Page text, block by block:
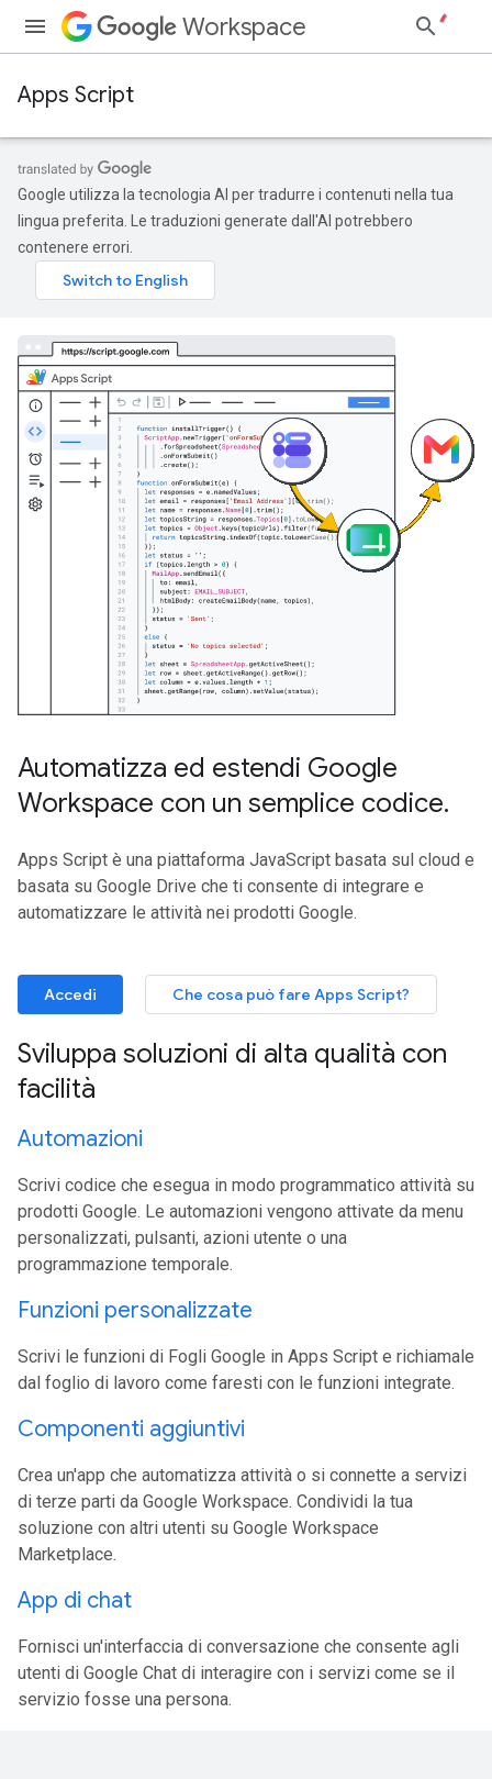
Workspace
Apps Script
Google utilizza la tecnologia AI per tradurre i contenuti nella tua
lingua preferita. Le traduzioni generate dall'AI potrebbero
contenere errori.
Automatizza ed estendi Google
Workspace con un semplice codice.
Apps Script è una piattaforma JavaScript basata sul cloud e
basata su Google Drive che ti consente di integrare e
automatizzare le attività nei prodotti Google.
Accedi Che cosa può fare Apps Script?
Sviluppa soluzioni di alta qualità con
facilità
Automazioni
Scrivi codice che esegua in modo programmatico attività su
prodotti Google. Le automazioni vengono attivate da menu
personalizzati, pulsanti, azioni utente o una
programmazione temporale.
Funzioni personalizzate
Scrivi le funzioni di Fogli Google in Apps Script e richiamale
dal foglio di lavoro come faresti con le funzioni integrate.
Componenti aggiuntivi
Crea un'app che automatizza attività o si connette a servizi
di terze parti da Google Workspace. Condividi la tua
soluzione con altri utenti su Google Workspace
Marketplace.
App di chat
Fornisci un'interfaccia di conversazione che consente agli
utenti di Google Chat di interagire con i servizi come se il
servizio fosse una persona.